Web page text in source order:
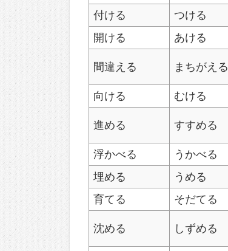
付ける
つける
開ける
あける
間違える まちがえる
向ける
むける
進める すすめる
浮かべる
うかべる
埋める
うめる
育てる
そだてる
沈める しずめる